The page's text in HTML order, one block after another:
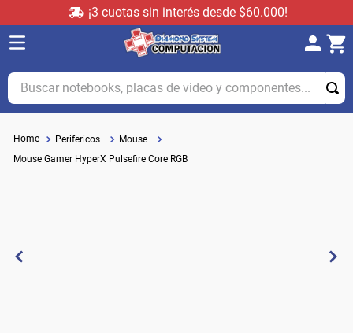
¡3 cuotas sin interés desde $60.000!
Buscar notebooks, placas de video y componentes...
Perifericos
Mouse
Mouse Gamer HyperX Pulsefire Core RGB